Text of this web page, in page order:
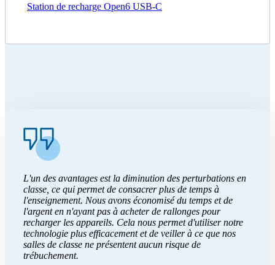
Station de recharge Open6 USB‑C
L'un des avantages est la diminution des perturbations en
classe, ce qui permet de consacrer plus de temps à
l'enseignement. Nous avons économisé du temps et de
l'argent en n'ayant pas à acheter de rallonges pour
recharger les appareils. Cela nous permet d'utiliser notre
technologie plus efficacement et de veiller à ce que nos
salles de classe ne présentent aucun risque de
trébuchement.